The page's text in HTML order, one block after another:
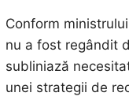
Conform
nu a fost regândit
subliniază
unei strategii de